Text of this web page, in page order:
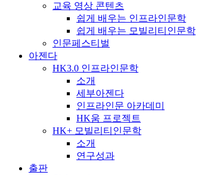
교육 영상 콘텐츠
쉽게 배우는 인프라인문학
쉽게 배우는 모빌리티인문학
인문페스티벌
아젠다
HK3.0 인프라인문학
소개
세부아젠다
인프라인문 아카데미
HK움 프로젝트
HK+ 모빌리티인문학
소개
연구성과
출판